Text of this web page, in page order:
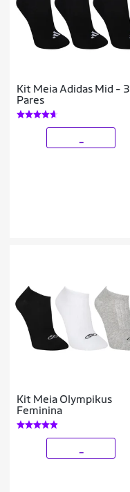
Kit Meia Adidas Mid - 3
Pares
Kit Meia Olympikus
Feminina